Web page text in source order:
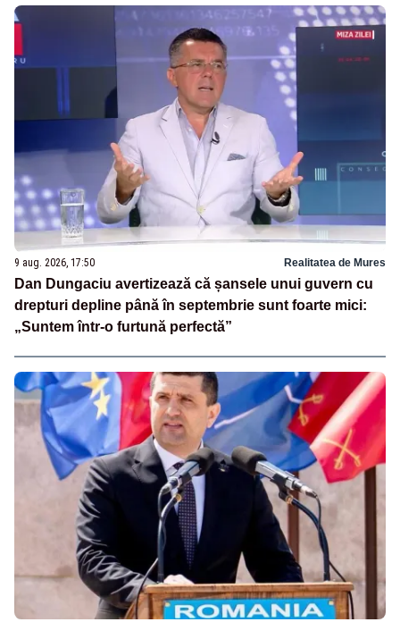
9 aug. 2026, 17:50 Realitatea de Mures
Dan Dungaciu avertizează că șansele unui guvern cu
drepturi depline până în septembrie sunt foarte mici:
„Suntem într-o furtună perfectă”